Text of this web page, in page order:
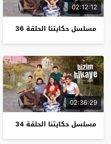
02:12:12
مسلسل حكايتنا الحلقة 36
02:36:29
مسلسل حكايتنا الحلقة 34